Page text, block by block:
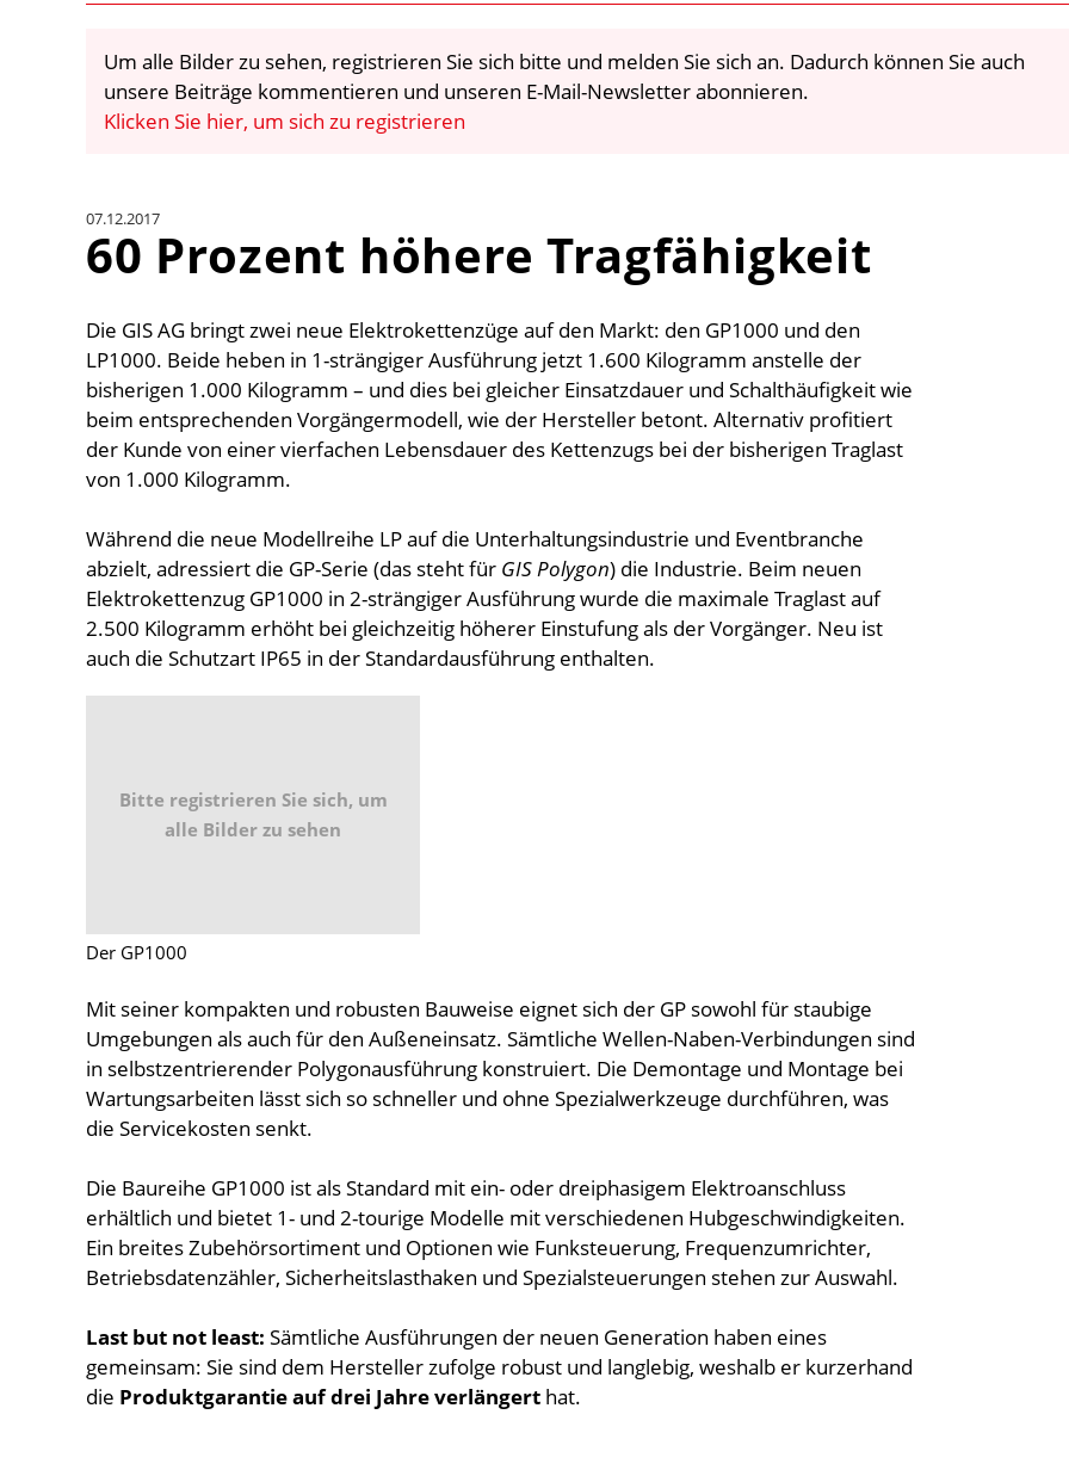
Um alle Bilder zu sehen, registrieren Sie sich bitte und melden Sie sich an. Dadurch können Sie auch
unsere Beiträge kommentieren und unseren E-Mail-Newsletter abonnieren.
Klicken Sie hier, um sich zu registrieren
07.12.2017
60 Prozent höhere Tragfähigkeit
Die GIS AG bringt zwei neue Elektrokettenzüge auf den Markt: den GP1000 und den
LP1000. Beide heben in 1-strängiger Ausführung jetzt 1.600 Kilogramm anstelle der
bisherigen 1.000 Kilogramm – und dies bei gleicher Einsatzdauer und Schalthäufigkeit wie
beim entsprechenden Vorgängermodell, wie der Hersteller betont. Alternativ profitiert
der Kunde von einer vierfachen Lebensdauer des Kettenzugs bei der bisherigen Traglast
von 1.000 Kilogramm.
Während die neue Modellreihe LP auf die Unterhaltungsindustrie und Eventbranche
abzielt, adressiert die GP-Serie (das steht für GIS Polygon) die Industrie. Beim neuen
Elektrokettenzug GP1000 in 2-strängiger Ausführung wurde die maximale Traglast auf
2.500 Kilogramm erhöht bei gleichzeitig höherer Einstufung als der Vorgänger. Neu ist
auch die Schutzart IP65 in der Standardausführung enthalten.
Bitte registrieren Sie sich, um
alle Bilder zu sehen
Der GP1000
Mit seiner kompakten und robusten Bauweise eignet sich der GP sowohl für staubige
Umgebungen als auch für den Außeneinsatz. Sämtliche Wellen-Naben-Verbindungen sind
in selbstzentrierender Polygonausführung konstruiert. Die Demontage und Montage bei
Wartungsarbeiten lässt sich so schneller und ohne Spezialwerkzeuge durchführen, was
die Servicekosten senkt.
Die Baureihe GP1000 ist als Standard mit ein- oder dreiphasigem Elektroanschluss
erhältlich und bietet 1- und 2-tourige Modelle mit verschiedenen Hubgeschwindigkeiten.
Ein breites Zubehörsortiment und Optionen wie Funksteuerung, Frequenzumrichter,
Betriebsdatenzähler, Sicherheitslasthaken und Spezialsteuerungen stehen zur Auswahl.
Last but not least: Sämtliche Ausführungen der neuen Generation haben eines
gemeinsam: Sie sind dem Hersteller zufolge robust und langlebig, weshalb er kurzerhand
die Produktgarantie auf drei Jahre verlängert hat.